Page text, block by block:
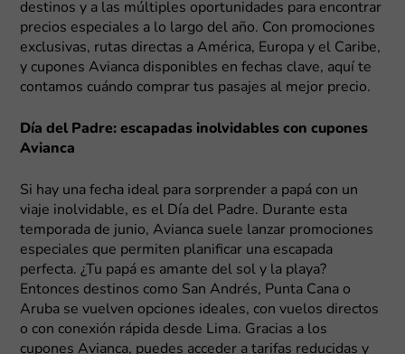
destinos y a las múltiples oportunidades para encontrar
precios especiales a lo largo del año. Con promociones
exclusivas, rutas directas a América, Europa y el Caribe,
y cupones Avianca disponibles en fechas clave, aquí te
contamos cuándo comprar tus pasajes al mejor precio.
Día del Padre: escapadas inolvidables con cupones
Avianca
Si hay una fecha ideal para sorprender a papá con un
viaje inolvidable, es el Día del Padre. Durante esta
temporada de junio, Avianca suele lanzar promociones
especiales que permiten planificar una escapada
perfecta. ¿Tu papá es amante del sol y la playa?
Entonces destinos como San Andrés, Punta Cana o
Aruba se vuelven opciones ideales, con vuelos directos
o con conexión rápida desde Lima. Gracias a los
cupones Avianca, puedes acceder a tarifas reducidas y